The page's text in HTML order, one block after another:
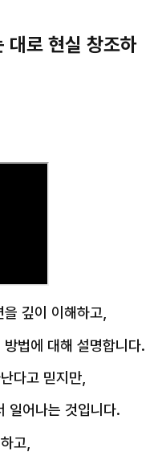
대로 현실 창조하
깊이 이해하고,
법에 대해 설명합니다.
다고 믿지만,
일어나는 것입니다.
고,